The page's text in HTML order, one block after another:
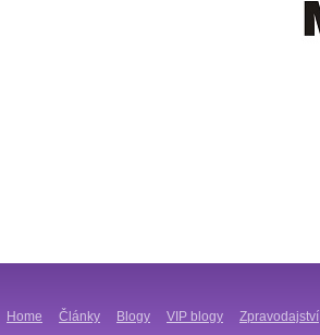
Home Články Blogy VIP blogy Zpravodajství